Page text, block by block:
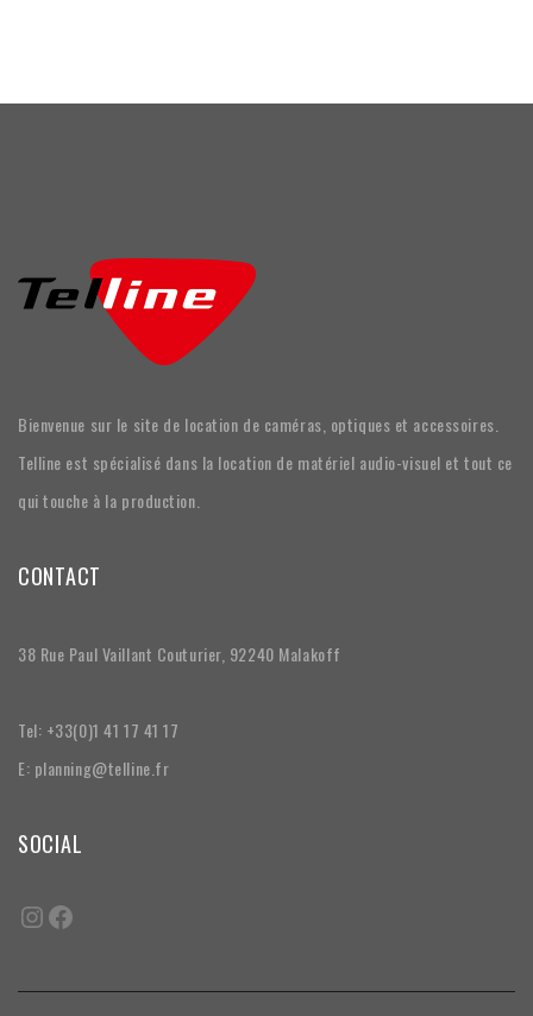
Bienvenue sur le site de location de caméras, optiques et accessoires.
Telline est spécialisé dans la location de matériel audio-visuel et tout ce
qui touche à la production.
CONTACT
38 Rue Paul Vaillant Couturier, 92240 Malakoff
Tel: +33(0)1 41 17 41 17
E: planning@telline.fr
SOCIAL